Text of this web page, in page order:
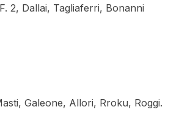
2, Dallai, Tagliaferri, Bonanni
Galeone, Allori, Rroku, Roggi.